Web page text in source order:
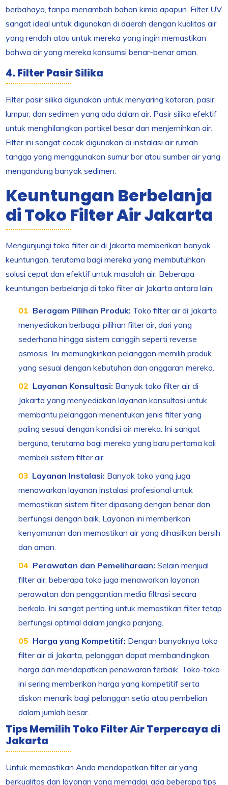
berbahaya, tanpa menambah bahan kimia apapun. Filter UV
sangat ideal untuk digunakan di daerah dengan kualitas air
yang rendah atau untuk mereka yang ingin memastikan
bahwa air yang mereka konsumsi benar-benar aman.
4. Filter Pasir Silika
Filter pasir silika digunakan untuk menyaring kotoran, pasir,
lumpur, dan sedimen yang ada dalam air. Pasir silika efektif
untuk menghilangkan partikel besar dan menjernihkan air.
Filter ini sangat cocok digunakan di instalasi air rumah
tangga yang menggunakan sumur bor atau sumber air yang
mengandung banyak sedimen.
Keuntungan Berbelanja
di Toko Filter Air Jakarta
Mengunjungi toko filter air di Jakarta memberikan banyak
keuntungan, terutama bagi mereka yang membutuhkan
solusi cepat dan efektif untuk masalah air. Beberapa
keuntungan berbelanja di toko filter air Jakarta antara lain:
Beragam Pilihan Produk: Toko filter air di Jakarta
menyediakan berbagai pilihan filter air, dari yang
sederhana hingga sistem canggih seperti reverse
osmosis. Ini memungkinkan pelanggan memilih produk
yang sesuai dengan kebutuhan dan anggaran mereka.
Layanan Konsultasi: Banyak toko filter air di
Jakarta yang menyediakan layanan konsultasi untuk
membantu pelanggan menentukan jenis filter yang
paling sesuai dengan kondisi air mereka. Ini sangat
berguna, terutama bagi mereka yang baru pertama kali
membeli sistem filter air.
Layanan Instalasi: Banyak toko yang juga
menawarkan layanan instalasi profesional untuk
memastikan sistem filter dipasang dengan benar dan
berfungsi dengan baik. Layanan ini memberikan
kenyamanan dan memastikan air yang dihasilkan bersih
dan aman.
Perawatan dan Pemeliharaan: Selain menjual
filter air, beberapa toko juga menawarkan layanan
perawatan dan penggantian media filtrasi secara
berkala. Ini sangat penting untuk memastikan filter tetap
berfungsi optimal dalam jangka panjang.
Harga yang Kompetitif: Dengan banyaknya toko
filter air di Jakarta, pelanggan dapat membandingkan
harga dan mendapatkan penawaran terbaik. Toko-toko
ini sering memberikan harga yang kompetitif serta
diskon menarik bagi pelanggan setia atau pembelian
dalam jumlah besar.
Tips Memilih Toko Filter Air Terpercaya di
Jakarta
Untuk memastikan Anda mendapatkan filter air yang
berkualitas dan layanan yang memadai, ada beberapa tips